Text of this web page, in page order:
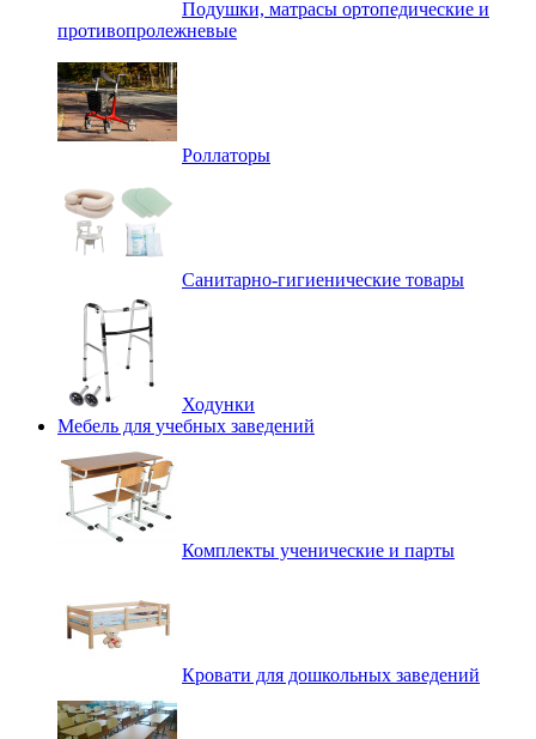
Подушки, матрасы ортопедические и
противопролежневые
Роллаторы
Санитарно-гигиенические товары
Ходунки
Мебель для учебных заведений
Комплекты ученические и парты
Кровати для дошкольных заведений